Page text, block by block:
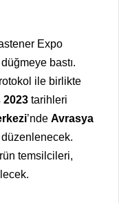
Expo
bastı.
ile birlikte
2023 tarihleri
’nde Avrasya
temsilcileri,